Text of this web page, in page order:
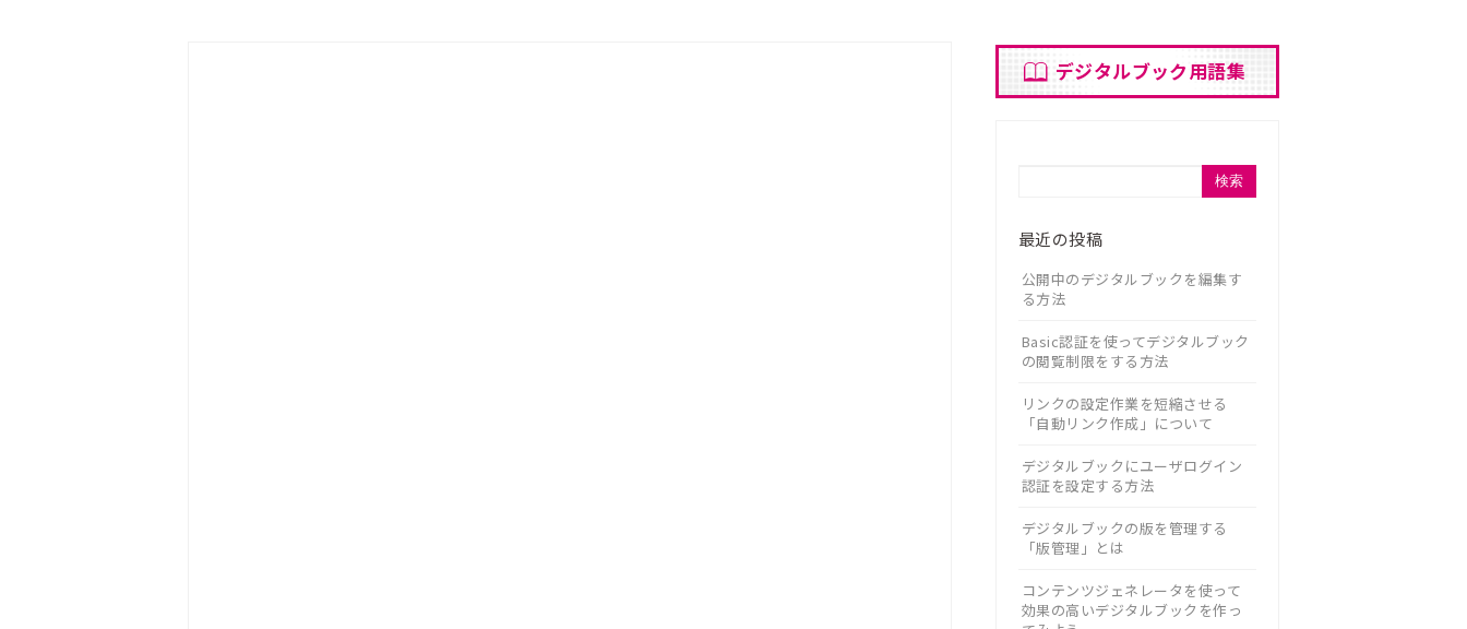
デジタルブック用語集
検索
最近の投稿
公開中のデジタルブックを編集す
る方法
Basic認証を使ってデジタルブック
の閲覧制限をする方法
リンクの設定作業を短縮させる
「自動リンク作成」について
デジタルブックにユーザログイン
認証を設定する方法
デジタルブックの版を管理する
「版管理」とは
コンテンツジェネレータを使って
効果の高いデジタルブックを作っ